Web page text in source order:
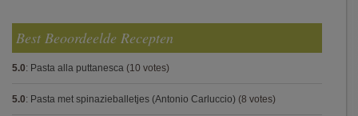
Best Beoordeelde Recepten
5.0: Pasta alla puttanesca (10 votes)
5.0: Pasta met spinazieballetjes (Antonio Carluccio) (8 votes)